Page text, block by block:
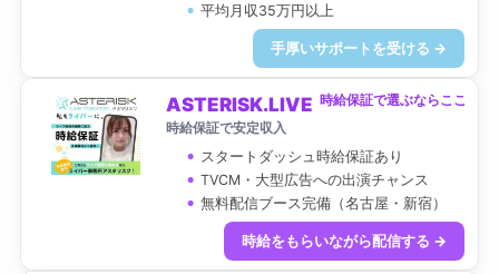
平均月収35万円以上
手厚いサポートを受ける →
時給保証で選ぶならここ
ASTERISK.LIVE
時給保証で安定収入
スタートダッシュ時給保証あり
TVCM・大型広告への出演チャンス
無料配信ブース完備（名古屋・新宿）
時給をもらいながら配信する →